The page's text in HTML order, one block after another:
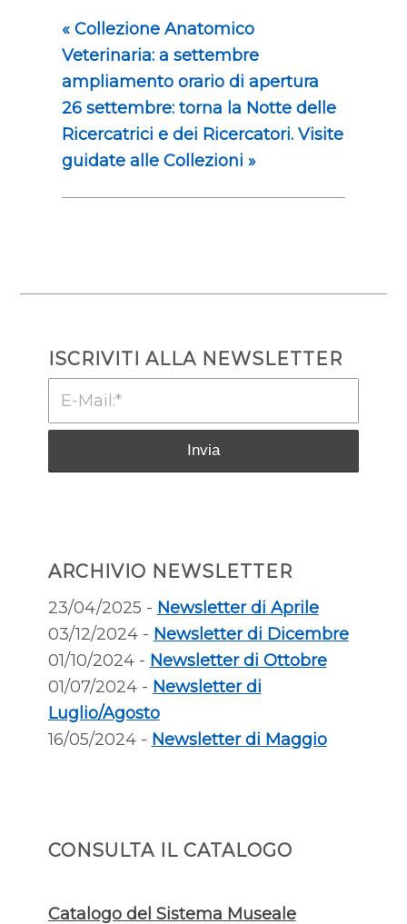
«Collezione Anatomico
Veterinaria: a settembre
ampliamento orario di apertura
26 settembre: torna la Notte delle
Ricercatrici e dei Ricercatori. Visite
guidate alle Collezioni »
ISCRIVITI ALLA NEWSLETTER
ARCHIVIO NEWSLETTER
23/04/2025 - Newsletter di Aprile
03/12/2024 - Newsletter di Dicembre
01/10/2024 - Newsletter di Ottobre
01/07/2024 - Newsletter di
Luglio/Agosto
16/05/2024 - Newsletter di Maggio
CONSULTA IL CATALOGO
Catalogo del Sistema Museale